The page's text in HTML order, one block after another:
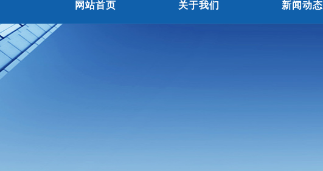
网站首页 关于我们 新闻动态